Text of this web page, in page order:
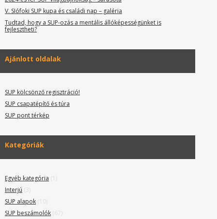
V. SIófoki SUP kupa és családi nap – galéria
Tudtad, hogy a SUP-ozás a mentális állóképességünket is
fejlesztheti?
Ajánlott oldalak
SUP kölcsönző regisztráció!
SUP csapatépítő és túra
SUP pont térkép
Kategóriák
Egyéb kategória (1)
Interjú (3)
SUP alapok (10)
SUP beszámolók (67)